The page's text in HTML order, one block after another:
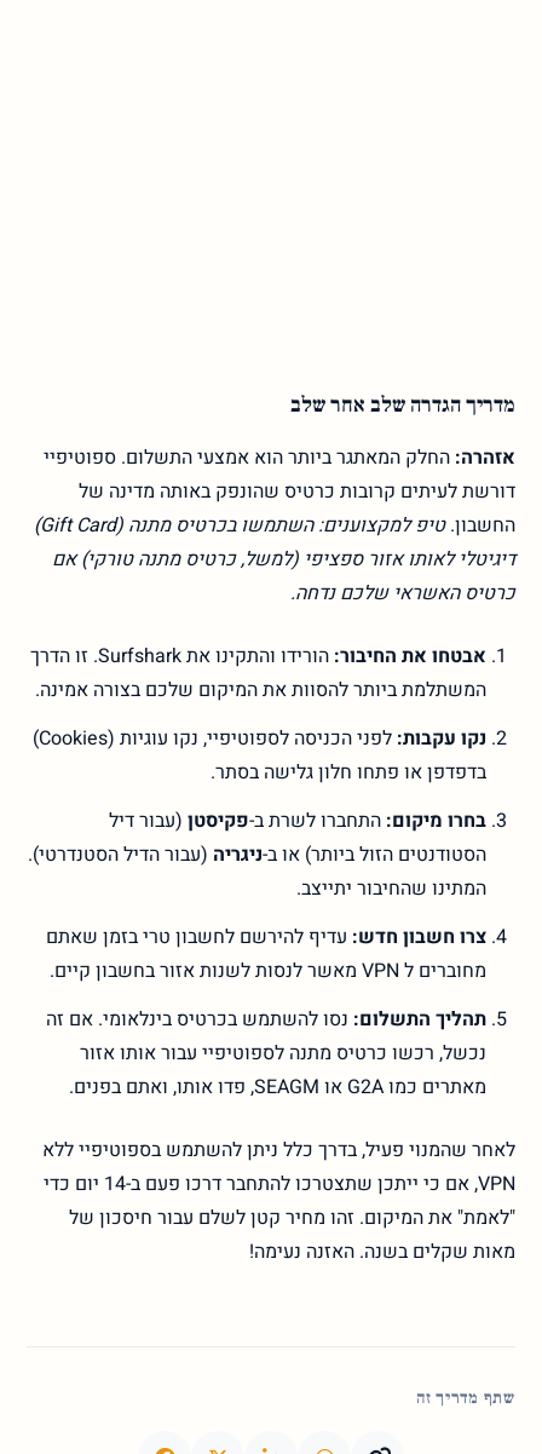
מדריך הגדרה שלב אחר שלב
אזהרה: החלק המאתגר ביותר הוא אמצעי התשלום. ספוטיפיי
דורשת לעיתים קרובות כרטיס שהונפק באותה מדינה של
החשבון.
טיפ למקצוענים: השתמשו בכרטיס מתנה (Gift Card)
דיגיטלי לאותו אזור ספציפי (למשל, כרטיס מתנה טורקי) אם
כרטיס האשראי שלכם נדחה.
אבטחו את החיבור:
הורידו והתקינו את Surfshark. זו הדרך
המשתלמת ביותר להסוות את המיקום שלכם בצורה אמינה.
נקו עקבות:
לפני הכניסה לספוטיפיי, נקו עוגיות (Cookies)
בדפדפן או פתחו חלון גלישה בסתר.
בחרו מיקום: התחברו לשרת ב-פקיסטן (עבור דיל
הסטודנטים הזול ביותר) או ב-ניגריה (עבור הדיל הסטנדרטי).
המתינו שהחיבור יתייצב.
צרו חשבון חדש: עדיף להירשם לחשבון טרי בזמן שאתם
מחוברים ל VPN מאשר לנסות לשנות אזור בחשבון קיים.
תהליך התשלום: נסו להשתמש בכרטיס בינלאומי. אם זה
נכשל, רכשו כרטיס מתנה לספוטיפיי עבור אותו אזור
מאתרים כמו G2A או SEAGM, פדו אותו, ואתם בפנים.
לאחר שהמנוי פעיל, בדרך כלל ניתן להשתמש בספוטיפיי ללא
VPN, אם כי ייתכן שתצטרכו להתחבר דרכו פעם ב-14 יום כדי
"לאמת" את המיקום. זהו מחיר קטן לשלם עבור חיסכון של
מאות שקלים בשנה. האזנה נעימה!
שתף מדריך זה